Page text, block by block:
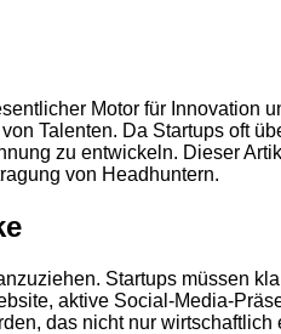
Motor für
Talenten. Da Startups oft
zu entwickeln. Dieser
von Headhuntern.
Startups müssen
aktive Social-Media-
das nicht nur